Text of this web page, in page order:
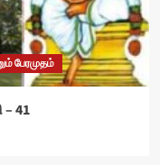
பேரமுதம்
– 41